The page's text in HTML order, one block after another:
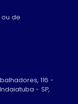
ou de
116 -
- SP,